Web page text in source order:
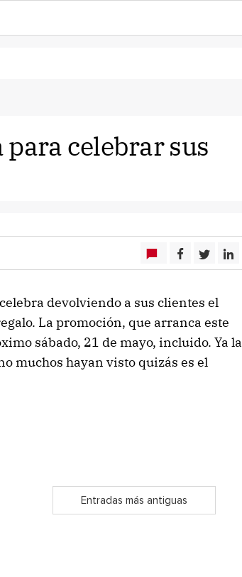
para celebrar sus
devolviendo a sus clientes el
La promoción, que arranca este
sábado, 21 de mayo, incluido. Ya la
muchos hayan visto quizás es el
Entradas más antiguas